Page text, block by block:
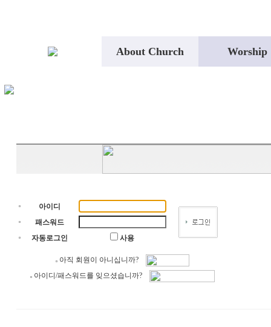
About Church Worship
아이디
패스워드
자동로그인
사용
아직 회원이 아니십니까?
아이디/패스워드를 잊으셨습니까?